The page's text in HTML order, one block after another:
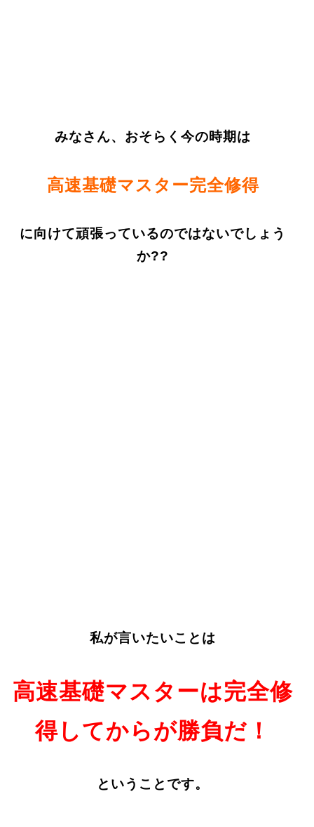
みなさん、おそらく今の時期は
高速基礎マスター完全修得
に向けて頑張っているのではないでしょう
か??
私が言いたいことは
高速基礎マスターは完全修
得してからが勝負だ！
ということです。